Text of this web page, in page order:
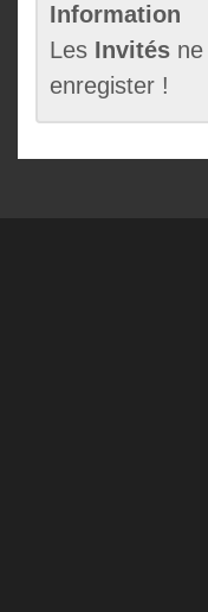
Information
Les Invités
enregister !